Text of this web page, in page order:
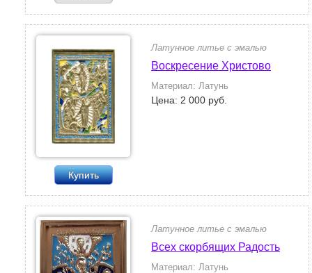
Купить
Латунное литье с эмалью
Воскресение Христово
Материал: Латунь
Цена: 2 000 руб.
Латунное литье с эмалью
Всех скорбящих Радость
Материал: Латунь